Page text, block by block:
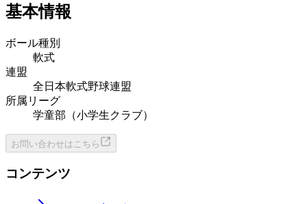
基本情報
ボール種別
軟式
連盟
全日本軟式野球連盟
所属リーグ
学童部（小学生クラブ）
お問い合わせはこちら
コンテンツ